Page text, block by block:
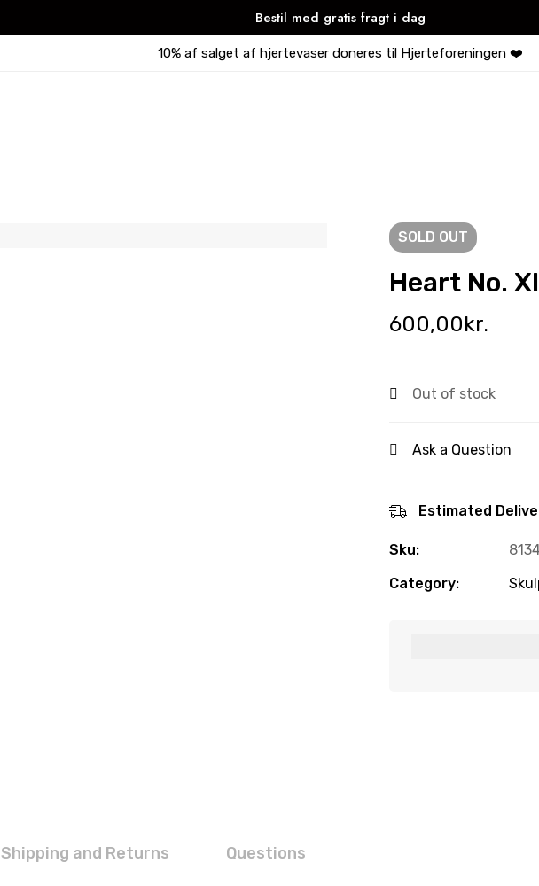
Bestil med gratis fragt i dag
10% af salget af hjertevaser doneres til Hjerteforeningen ❤️
SOLD OUT
Heart No.
600,00kr.
Out of stock
Ask a Question
Estimated
Sku:
Category:
Shipping and Returns Questions